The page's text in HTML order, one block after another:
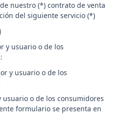
nuestro (*) contrato de venta
del siguiente servicio (*)
y usuario o de los
y usuario o de los
o de los consumidores
formulario se presenta en